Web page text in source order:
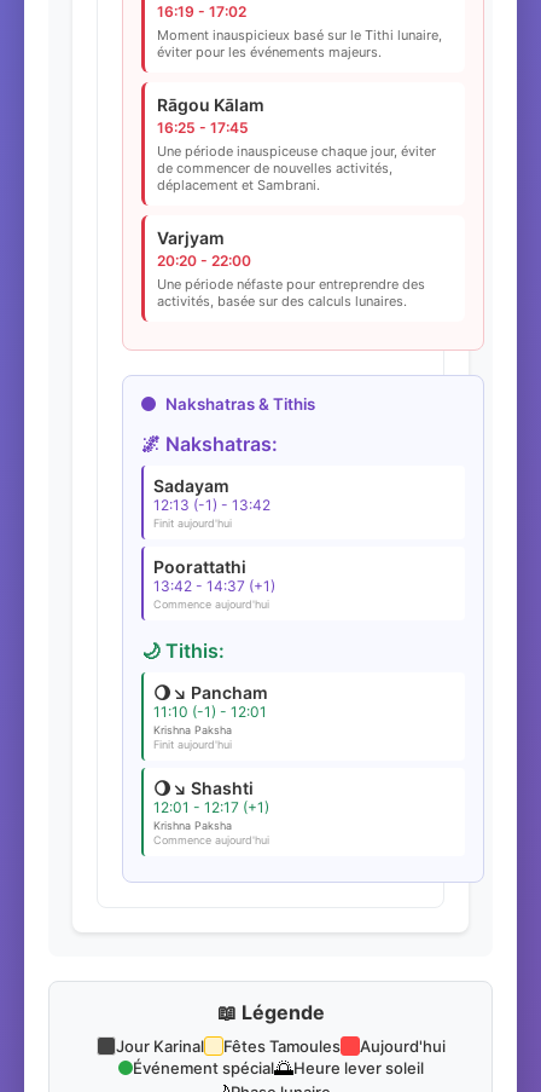
16:19 - 17:02
Moment inauspicieux basé sur le Tithi lunaire,
éviter pour les événements majeurs.
Rāgou Kālam
16:25 - 17:45
Une période inauspiceuse chaque jour, éviter
de commencer de nouvelles activités,
déplacement et Sambrani.
Varjyam
20:20 - 22:00
Une période néfaste pour entreprendre des
activités, basée sur des calculs lunaires.
Nakshatras & Tithis
🌌 Nakshatras:
Sadayam
12:13 (-1) - 13:42
Finit aujourd'hui
Poorattathi
13:42 - 14:37 (+1)
Commence aujourd'hui
🌙 Tithis:
🌖↘️ Pancham
11:10 (-1) - 12:01
Krishna Paksha
Finit aujourd'hui
🌖↘️ Shashti
12:01 - 12:17 (+1)
Krishna Paksha
Commence aujourd'hui
📖 Légende
Jour Karinal Fêtes Tamoules
Aujourd'hui
Événement spécial🌅Heure lever soleil